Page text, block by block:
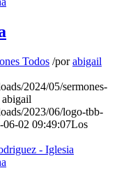
Todos /porabigail
2024/05/sermones-
abigail
2023/06/logo-tbb-
06-02 09:49:07Los